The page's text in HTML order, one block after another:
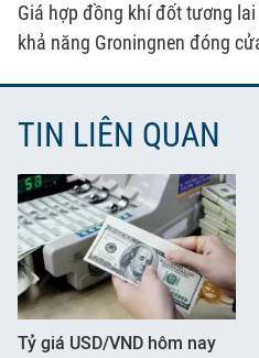
Giá hợp đồng khí đốt tương
khả năng Groningnen đóng
TIN LIÊN QUAN
Tỷ giá USD/VND hôm nay